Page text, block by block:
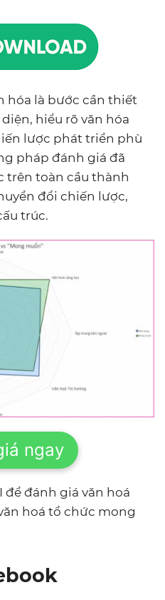
hóa là bước cần thiết
hiểu rõ văn hóa
lược phát triển phù
pháp đánh giá đã
trên toàn cầu thành
đổi chiến lược,
trúc.
ngay
để đánh giá văn hoá
hoá tổ chức mong